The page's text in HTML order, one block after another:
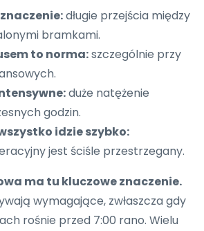
długie przejścia między
bramkami.
to norma:szczególnie przy
duże natężenie
godzin.
idzie szybko:
jest ściśle przestrzegany.
ma tu kluczowe znaczenie.
wymagające, zwłaszcza gdy
rośnie przed 7:00 rano. Wielu